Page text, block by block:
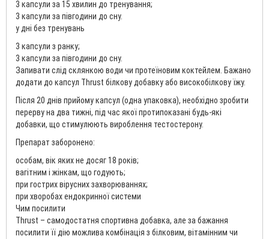
3 капсули за 15 хвилин до тренування;
3 капсули за півгодини до сну.
у дні без тренувань
3 капсули з ранку;
3 капсули за півгодини до сну.
Запивати слід склянкою води чи протеїновим коктейлем. Бажано
додати до капсул Thrust білкову добавку або високобілкову їжу.
Після 20 днів прийому капсул (одна упаковка), необхідно зробити
перерву на два тижні, під час якої протипоказані будь-які
добавки, що стимулюють вироблення тестостерону.
Препарат заборонено:
особам, вік яких не досяг 18 років;
вагітним і жінкам, що годують;
при гострих вірусних захворюваннях;
при хворобах ендокринної системи
Чим посилити
Thrust – самодостатня спортивна добавка, але за бажання
посилити її дію можлива комбінація з білковим, вітамінним чи